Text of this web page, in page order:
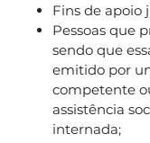
Fins de apoio
Pessoas que
sendo que
emitido por
competente
assistência
internada;